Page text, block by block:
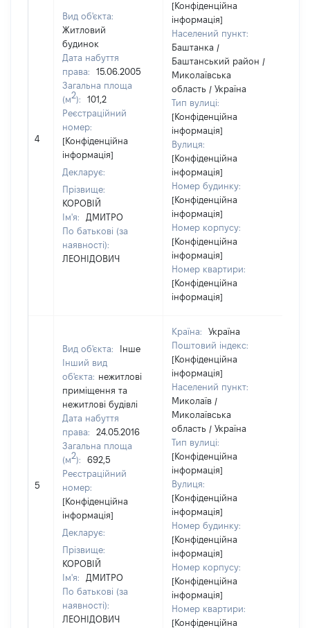
4
Вид об'єкта:
Житловий
будинок
Дата набуття
права:
15.06.2005
Загальна площа
(м2):
101,2
Реєстраційний
номер:
[Конфіденційна
інформація]
Декларує:
Прізвище:
КОРОВІЙ
Ім'я:
ДМИТРО
По батькові (за
наявності):
ЛЕОНІДОВИЧ
[Конфіденційна
інформація]
Населений пункт:
Баштанка /
Баштанський район /
Миколаївська
область / Україна
Тип вулиці:
[Конфіденційна
інформація]
Вулиця:
[Конфіденційна
інформація]
Номер будинку:
[Конфіденційна
інформація]
Номер корпусу:
[Конфіденційна
інформація]
Номер квартири:
[Конфіденційна
інформація]
5
Вид об'єкта:
Інше
Інший вид
об'єкта: нежитлові
приміщення та
нежитлові будівлі
Дата набуття
права:
24.05.2016
Загальна площа
(м2):
692,5
Реєстраційний
номер:
[Конфіденційна
інформація]
Декларує:
Прізвище:
КОРОВІЙ
Ім'я:
ДМИТРО
По батькові (за
наявності):
ЛЕОНІДОВИЧ
Країна:
Україна
Поштовий індекс:
[Конфіденційна
інформація]
Населений пункт:
Миколаїв /
Миколаївська
область / Україна
Тип вулиці:
[Конфіденційна
інформація]
Вулиця:
[Конфіденційна
інформація]
Номер будинку:
[Конфіденційна
інформація]
Номер корпусу:
[Конфіденційна
інформація]
Номер квартири:
[Конфіденційна